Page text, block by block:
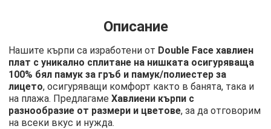
Описание
Нашите кърпи са изработени от Double Face хавлиен
плат с уникално сплитане на нишката осигуряваща
100% бял памук за гръб и памук/полиестер за
лицето, осигуряващи комфорт както в банята, така и
на плажа. ПредлагамеХавлиени кърпи с
разнообразие от размери и цветове, за да отговорим
на всеки вкус и нужда.